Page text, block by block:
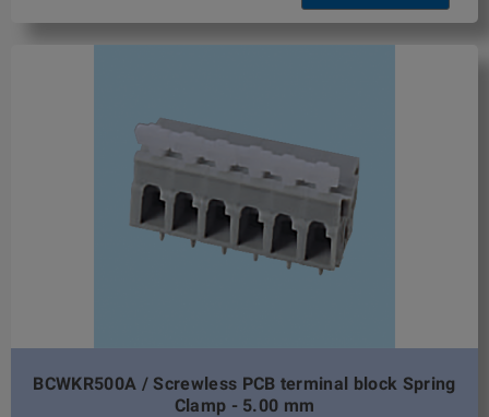
BCWKR500A / Screwless PCB terminal block Spring
Clamp - 5.00 mm